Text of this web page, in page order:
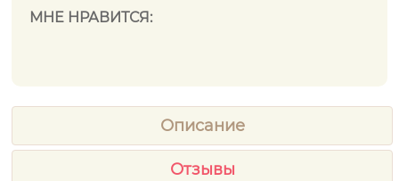
МНЕ НРАВИТСЯ:
Описание
Отзывы